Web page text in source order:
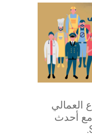
العمالي
مع أحدث